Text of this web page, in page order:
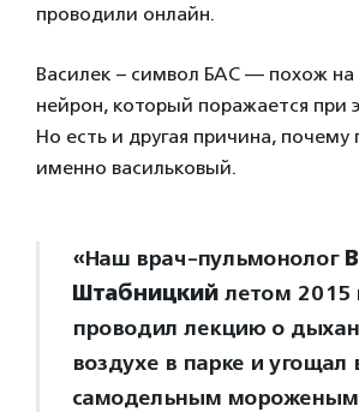
проводили онлайн.
Василек – символ БАС — похож на
нейрон, который поражается при
Но есть и другая причина,
именно васильковый.
«Наш врач-пульмонолог
Штабницкий летом 2015
проводил лекцию о
воздухе в парке и угощал
самодельным мороженым